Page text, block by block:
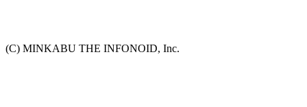
(C) MINKABU THE INFONOID, Inc.